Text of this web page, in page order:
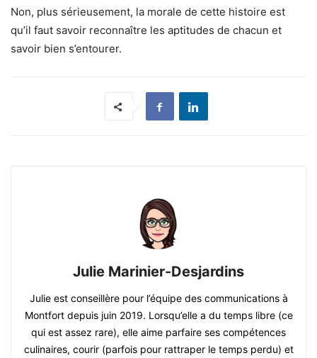
Non, plus sérieusement, la morale de cette histoire est
qu’il faut savoir reconnaître les aptitudes de chacun et
savoir bien s’entourer.
Julie Marinier-Desjardins
Julie est conseillère pour l’équipe des communications à
Montfort depuis juin 2019. Lorsqu’elle a du temps libre (ce
qui est assez rare), elle aime parfaire ses compétences
culinaires, courir (parfois pour rattraper le temps perdu) et